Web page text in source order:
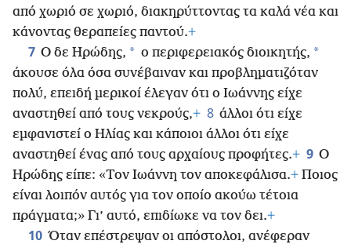
από χωριό σε χωριό, διακηρύττοντας τα καλά νέα και
κάνοντας θεραπείες παντού.+
7 Ο δε Ηρώδης, * ο περιφερειακός διοικητής, *
άκουσε όλα όσα συνέβαιναν και προβληματιζόταν
πολύ, επειδή μερικοί έλεγαν ότι ο Ιωάννης είχε
αναστηθεί από τους νεκρούς,+ 8 άλλοι ότι είχε
εμφανιστεί ο Ηλίας και κάποιοι άλλοι ότι είχε
αναστηθεί ένας από τους αρχαίους προφήτες.+ 9 Ο
Ηρώδης είπε: «Τον Ιωάννη τον αποκεφάλισα.+ Ποιος
είναι λοιπόν αυτός για τον οποίο ακούω τέτοια
πράγματα;» Γι’ αυτό, επιδίωκε να τον δει.+
10 Όταν επέστρεψαν οι απόστολοι, ανέφεραν